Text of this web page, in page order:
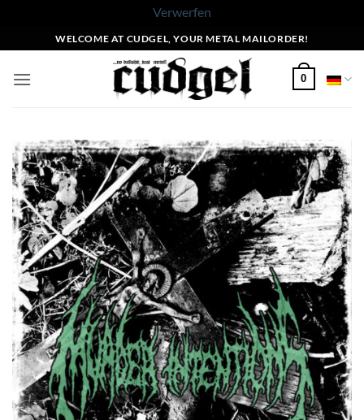
Verwerfen
Inhalt
springen
WELCOME AT CUDGEL, YOUR METAL MAILORDER!
0